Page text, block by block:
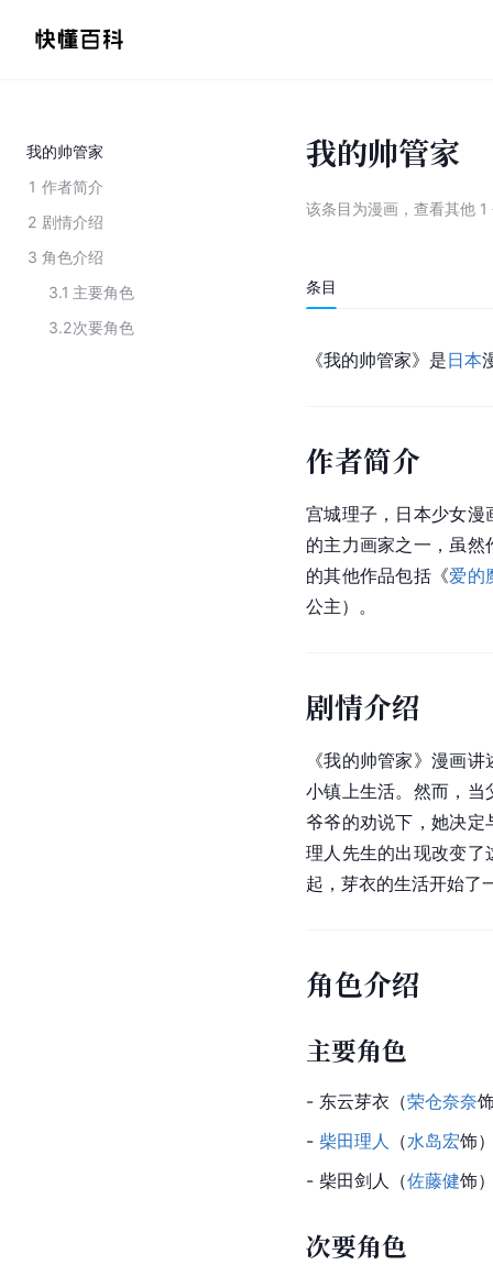
我的帅管家
1 作者简介
2 剧情介绍
3 角色介绍
3.1 主要角色
3.2次要角色
我的帅管家
该条目为漫画 ， 查看其他 1
条目
《我的帅管家》是日本
作者简介
宫城理子，日本少女
的主力画家之一，虽
的其他作品包括《爱的
公主）。
剧情介绍
《我的帅管家》漫画
小镇上生活。然而，当
爷爷的劝说下，她决
理人先生的出现改变了
起，芽衣的生活开始了
角色介绍
主要角色
- 东云芽衣（荣仓奈奈
- 柴田理人 （水岛宏饰
- 柴田剑人（佐藤健饰
次要角色